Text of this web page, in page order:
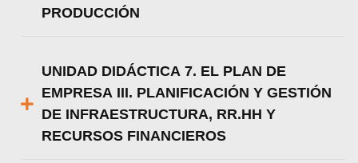
PRODUCCIÓN
UNIDAD DIDÁCTICA 7. EL PLAN DE
EMPRESA III. PLANIFICACIÓN Y GESTIÓN
DE INFRAESTRUCTURA, RR.HH Y
RECURSOS FINANCIEROS